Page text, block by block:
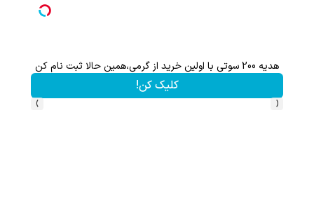
وام 100 هزار تتری آبان تتر | فوری، فقط با احراز هویت
کلیک کن!
‹
›